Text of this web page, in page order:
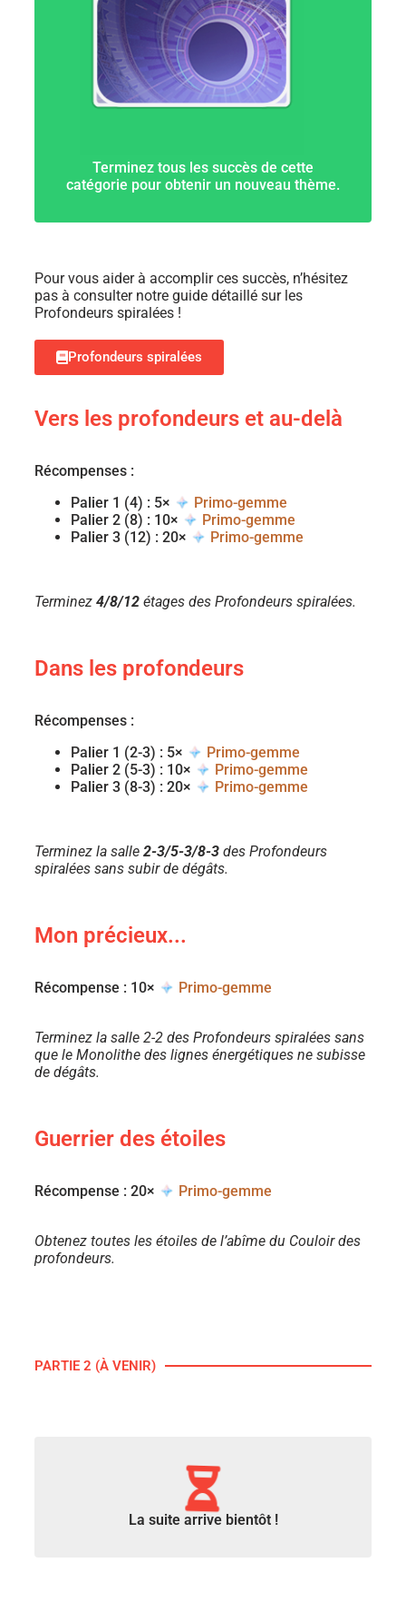
Terminez tous les succès de cette
catégorie pour obtenir un nouveau thème.
Pour vous aider à accomplir ces succès, n’hésitez
pas à consulter notre guide détaillé sur les
Profondeurs spiralées !
Profondeurs spiralées
Vers les profondeurs et au-delà
Récompenses :
Palier 1 (4) : 5×
Primo-gemme
Palier 2 (8) : 10×
Primo-gemme
Palier 3 (12) : 20×
Primo-gemme
Terminez 4/8/12 étages des Profondeurs spiralées.
Dans les profondeurs
Récompenses :
Palier 1 (2-3) : 5×
Primo-gemme
Palier 2 (5-3) : 10×
Primo-gemme
Palier 3 (8-3) : 20×
Primo-gemme
Terminez la salle 2-3/5-3/8-3 des Profondeurs
spiralées sans subir de dégâts.
Mon précieux...
Récompense : 10× Primo-gemme
Terminez la salle 2-2 des Profondeurs spiralées sans
que le Monolithe des lignes énergétiques ne subisse
de dégâts.
Guerrier des étoiles
Récompense : 20× Primo-gemme
Obtenez toutes les étoiles de l’abîme du Couloir des
profondeurs.
PARTIE 2 (À VENIR)
La suite arrive bientôt !